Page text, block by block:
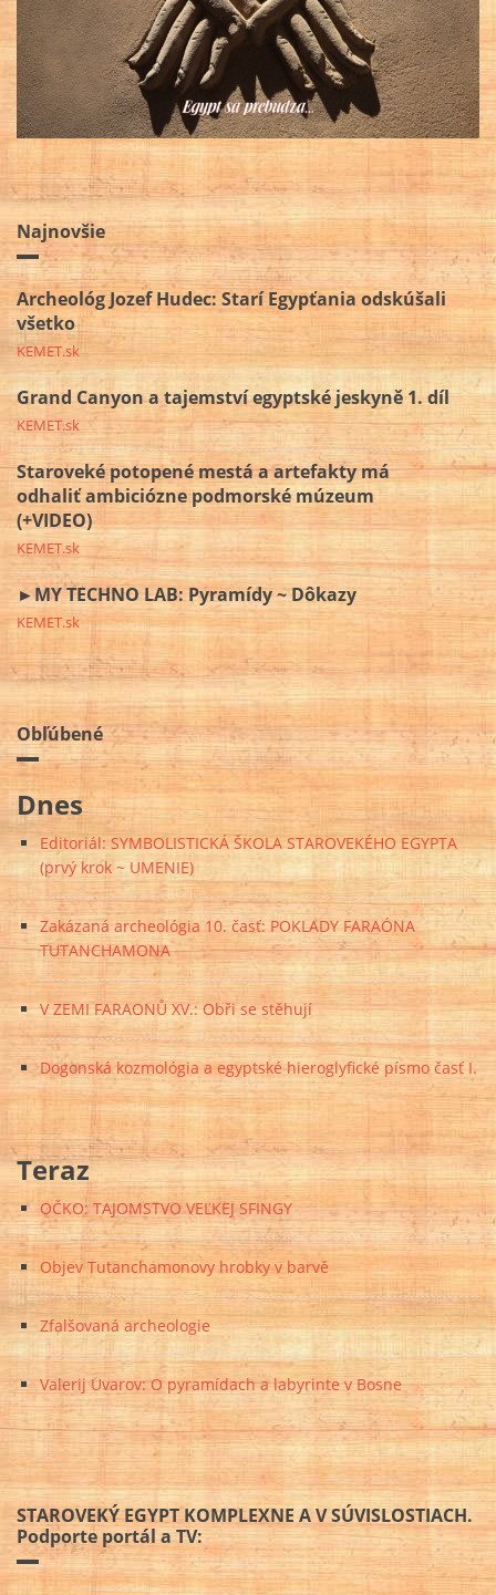
Najnovšie
Archeológ Jozef Hudec: Starí Egypťania odskúšali
všetko
KEMET.sk
Grand Canyon a tajemství egyptské jeskyně 1. díl
KEMET.sk
Staroveké potopené mestá a artefakty má
odhaliť ambiciózne podmorské múzeum
(+VIDEO)
KEMET.sk
►MY TECHNO LAB: Pyramídy ~ Dôkazy
KEMET.sk
Obľúbené
Dnes
Editoriál: SYMBOLISTICKÁ ŠKOLA STAROVEKÉHO EGYPTA
(prvý krok ~ UMENIE)
Zakázaná archeológia 10. časť: POKLADY FARAÓNA
TUTANCHAMONA
V ZEMI FARAONŮ XV.: Obři se stěhují
Dogonská kozmológia a egyptské hieroglyfické písmo časť I.
Teraz
OČKO: TAJOMSTVO VEĽKEJ SFINGY
Objev Tutanchamonovy hrobky v barvě
Zfalšovaná archeologie
Valerij Uvarov: O pyramídach a labyrinte v Bosne
STAROVEKÝ EGYPT KOMPLEXNE A V SÚVISLOSTIACH.
Podporte portál a TV: